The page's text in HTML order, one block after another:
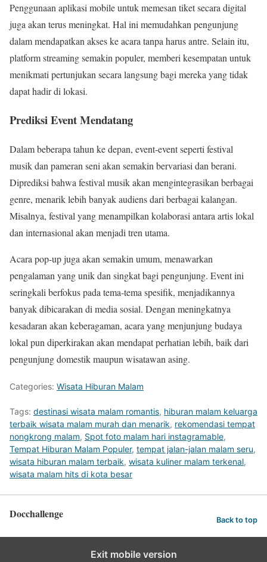
Penggunaan aplikasi mobile untuk memesan tiket secara digital
juga akan terus meningkat. Hal ini memudahkan pengunjung
dalam mendapatkan akses ke acara tanpa harus antre. Selain itu,
platform streaming semakin populer, memberi kesempatan untuk
menikmati pertunjukan secara langsung bagi mereka yang tidak
dapat hadir di lokasi.
Prediksi Event Mendatang
Dalam beberapa tahun ke depan, event-event seperti festival
musik dan pameran seni akan semakin bervariasi dan berani.
Diprediksi bahwa festival musik akan mengintegrasikan berbagai
genre, menarik lebih banyak audiens dari berbagai kalangan.
Misalnya, festival yang menampilkan kolaborasi antara artis lokal
dan internasional akan menjadi tren utama.
Acara pop-up juga akan semakin umum, menawarkan
pengalaman yang unik dan singkat bagi pengunjung. Event ini
seringkali berfokus pada tema-tema spesifik, menjadikannya
banyak dibicarakan di media sosial. Dengan meningkatnya
kesadaran akan keberagaman, acara yang menjunjung budaya
lokal pun diperkirakan akan mendapat perhatian lebih, baik dari
pengunjung domestik maupun wisatawan asing.
Categories: Wisata Hiburan Malam
Tags: destinasi wisata malam romantis, hiburan malam keluarga
terbaik wisata malam murah dan menarik, rekomendasi tempat
nongkrong malam, Spot foto malam hari instagramable,
Tempat Hiburan Malam Populer, tempat jalan-jalan malam seru,
wisata hiburan malam terbaik, wisata kuliner malam terkenal,
wisata malam hits di kota besar
Docchallenge Back to top
Exit mobile version